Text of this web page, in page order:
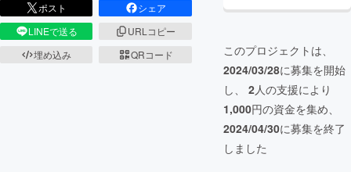
ポスト
シェア
LINEで送る
URLコピー
埋め込み
QRコード
このプロジェクトは、
2024/03/28に募集を開始
し、 2人の支援により
1,000円の資金を集め、
2024/04/30に募集を終了
しました